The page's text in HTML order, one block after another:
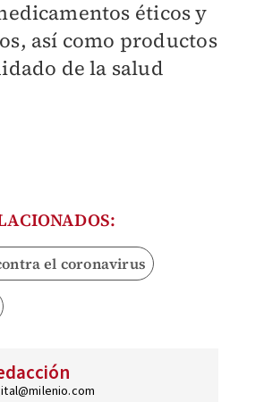
éticos y
así como productos
de la salud
el coronavirus